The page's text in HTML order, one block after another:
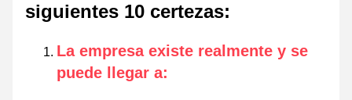
siguientes 10 certezas:
La empresa existe realmente y se
puede llegar a: